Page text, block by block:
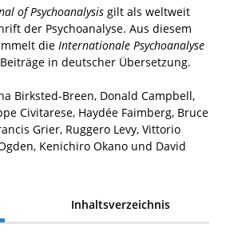
of Psychoanalysis gilt als weltweit
der Psychoanalyse. Aus diesem
die Internationale Psychoanalyse
in deutscher Übersetzung.
Birksted-Breen, Donald Campbell,
Civitarese, Haydée Faimberg, Bruce
Grier, Ruggero Levy, Vittorio
Kenichiro Okano und David
Inhaltsverzeichnis